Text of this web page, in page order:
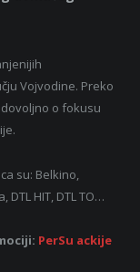
Vojvodine. Preko
o fokusu
su: Belkino,
DTL HIT, DTL TO…
PerSu ackije